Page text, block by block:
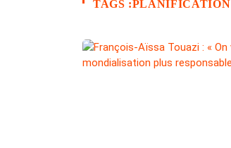
TAGS :PLANIFICATION